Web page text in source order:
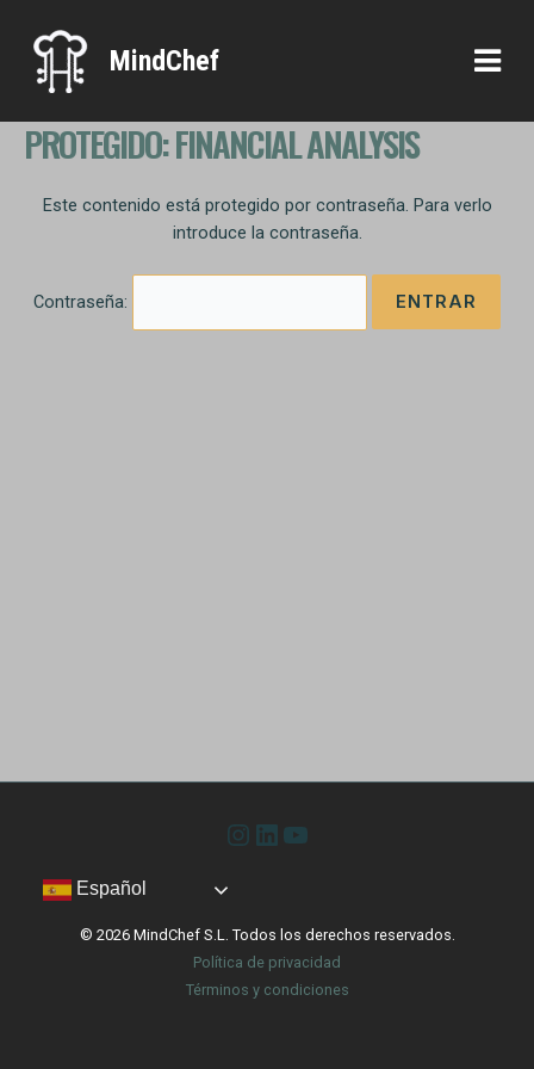
contenido
MindChef
PROTEGIDO: FINANCIAL ANALYSIS
Este contenido está protegido por contraseña. Para verlo
introduce la contraseña.
Contraseña:
Instagram
LinkedIn
YouTube
Español
© 2026 MindChef S.L. Todos los derechos reservados.
Política de privacidad
Términos y condiciones